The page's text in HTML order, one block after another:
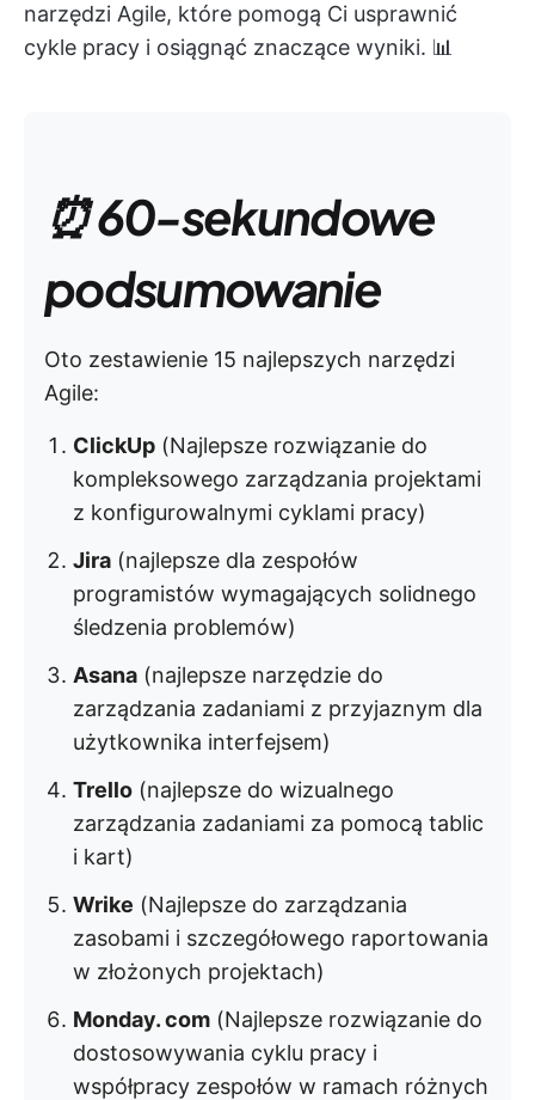
narzędzi Agile, które pomogą Ci usprawnić
cykle pracy i osiągnąć znaczące wyniki. 📊
⏰ 60-sekundowe
podsumowanie
Oto zestawienie 15 najlepszych narzędzi
Agile:
ClickUp (Najlepsze rozwiązanie do
kompleksowego zarządzania projektami
z konfigurowalnymi cyklami pracy)
Jira (najlepsze dla zespołów
programistów wymagających solidnego
śledzenia problemów)
Asana (najlepsze narzędzie do
zarządzania zadaniami z przyjaznym dla
użytkownika interfejsem)
Trello (najlepsze do wizualnego
zarządzania zadaniami za pomocą tablic
i kart)
Wrike (Najlepsze do zarządzania
zasobami i szczegółowego raportowania
w złożonych projektach)
Monday. com (Najlepsze rozwiązanie do
dostosowywania cyklu pracy i
współpracy zespołów w ramach różnych